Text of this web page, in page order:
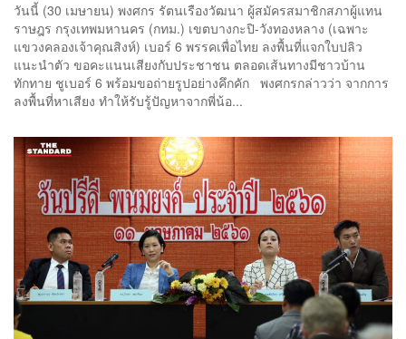
วันนี้ (30 เมษายน) พงศกร รัตนเรืองวัฒนา ผู้สมัครสมาชิกสภาผู้แทน
ราษฎร กรุงเทพมหานคร (กทม.) เขตบางกะปิ-วังทองหลาง (เฉพาะ
แขวงคลองเจ้าคุณสิงห์) เบอร์ 6 พรรคเพื่อไทย ลงพื้นที่แจกใบปลิว
แนะนำตัว ขอคะแนนเสียงกับประชาชน ตลอดเส้นทางมีชาวบ้าน
ทักทาย ชูเบอร์ 6 พร้อมขอถ่ายรูปอย่างคึกคัก พงศกรกล่าวว่า จากการ
ลงพื้นที่หาเสียง ทำให้รับรู้ปัญหาจากพี่น้อ...